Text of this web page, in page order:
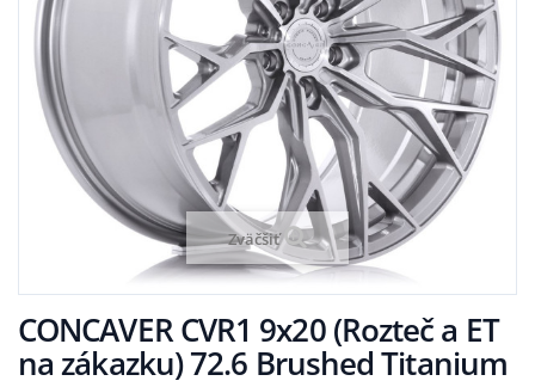
Zväčšiť
CONCAVER CVR1 9x20 (Rozteč a ET
na zákazku) 72.6 Brushed Titanium